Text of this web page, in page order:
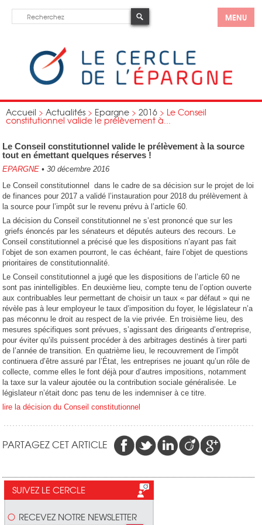
MENU
Accueil > Actualités > Epargne > 2016 > Le Conseil
constitutionnel valide le prélèvement à...
Le Conseil constitutionnel valide le prélèvement à la source
tout en émettant quelques réserves !
EPARGNE • 30 décembre 2016
Le Conseil constitutionnel dans le cadre de sa décision sur le projet de loi
de finances pour 2017 a validé l’instauration pour 2018 du prélèvement à
la source pour l’impôt sur le revenu prévu à l’article 60.
La décision du Conseil constitutionnel ne s’est prononcé que sur les
griefs énoncés par les sénateurs et députés auteurs des recours. Le
Conseil constitutionnel a précisé que les dispositions n’ayant pas fait
l’objet de son examen pourront, le cas échéant, faire l’objet de questions
prioritaires de constitutionnalité.
Le Conseil constitutionnel a jugé que les dispositions de l’article 60 ne
sont pas inintelligibles. En deuxième lieu, compte tenu de l’option ouverte
aux contribuables leur permettant de choisir un taux « par défaut » qui ne
révèle pas à leur employeur le taux d’imposition du foyer, le législateur n’a
pas méconnu le droit au respect de la vie privée. En troisième lieu, des
mesures spécifiques sont prévues, s’agissant des dirigeants d’entreprise,
pour éviter qu’ils puissent procéder à des arbitrages destinés à tirer parti
de l’année de transition. En quatrième lieu, le recouvrement de l’impôt
continuera d’être assuré par l’État, les entreprises ne jouant qu’un rôle de
collecte, comme elles le font déjà pour d’autres impositions, notamment
la taxe sur la valeur ajoutée ou la contribution sociale généralisée. Le
législateur n’était donc pas tenu de les indemniser à ce titre.
lire la décision du Conseil constitutionnel
PARTAGEZ CET ARTICLE
SUIVEZ LE CERCLE
RECEVEZ NOTRE NEWSLETTER